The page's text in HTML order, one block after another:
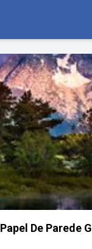
Papel De Parede